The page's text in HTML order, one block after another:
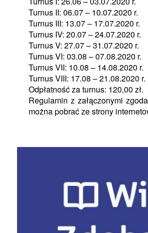
Turnus II: 06.07 – 10.07.2020 r.
Turnus III: 13.07 – 17.07.2020 r.
Turnus IV: 20.07 – 24.07.2020 r.
Turnus V: 27.07 – 31.07.2020 r.
Turnus VI: 03.08 – 07.08.2020 r.
Turnus VII: 10.08 – 14.08.2020 r.
Turnus VIII: 17.08 – 21.08.2020 r.
Odpłatność za turnus: 120,00 zł.
Regulamin z załączonymi
można pobrać ze strony